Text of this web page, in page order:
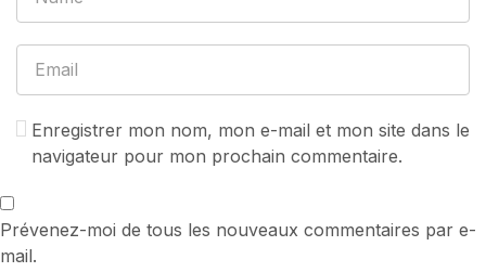
Enregistrer mon nom, mon e-mail et mon site dans le
navigateur pour mon prochain commentaire.
Prévenez-moi de tous les nouveaux commentaires par e-
mail.